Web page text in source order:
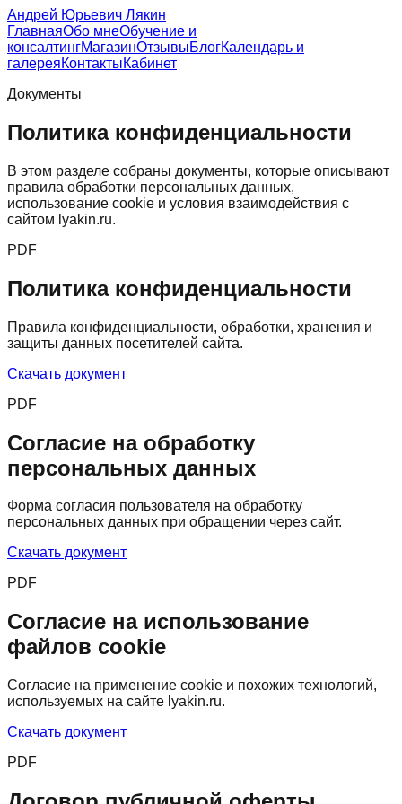
Андрей Юрьевич Лякин
ГлавнаяОбо мнеОбучение и
консалтингМагазинОтзывыБлогКалендарь и
галереяКонтактыКабинет
Документы
Политика конфиденциальности
В этом разделе собраны документы, которые описывают
правила обработки персональных данных,
использование cookie и условия взаимодействия с
сайтом lyakin.ru.
PDF
Политика конфиденциальности
Правила конфиденциальности, обработки, хранения и
защиты данных посетителей сайта.
Скачать документ
PDF
Согласие на обработку
персональных данных
Форма согласия пользователя на обработку
персональных данных при обращении через сайт.
Скачать документ
PDF
Согласие на использование
файлов cookie
Согласие на применение cookie и похожих технологий,
используемых на сайте lyakin.ru.
Скачать документ
PDF